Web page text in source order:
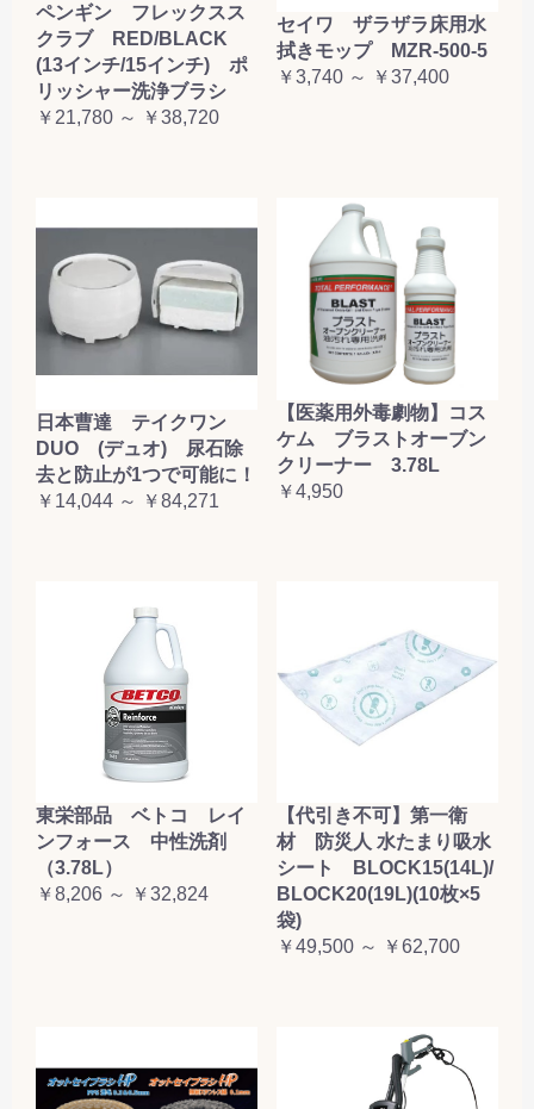
ペンギン フレックスス
クラブ RED/BLACK
(13インチ/15インチ) ポ
リッシャー洗浄ブラシ
￥21,780 ～ ￥38,720
セイワ ザラザラ床用水
拭きモップ MZR-500-5
￥3,740 ～ ￥37,400
日本曹達 テイクワン
DUO (デュオ) 尿石除
去と防止が1つで可能に！
￥14,044 ～ ￥84,271
【医薬用外毒劇物】コス
ケム ブラストオーブン
クリーナー 3.78L
￥4,950
東栄部品 ベトコ レイ
ンフォース 中性洗剤
（3.78L）
￥8,206 ～ ￥32,824
【代引き不可】第一衛
材 防災人 水たまり吸水
シート BLOCK15(14L)/
BLOCK20(19L)(10枚×5
袋)
￥49,500 ～ ￥62,700